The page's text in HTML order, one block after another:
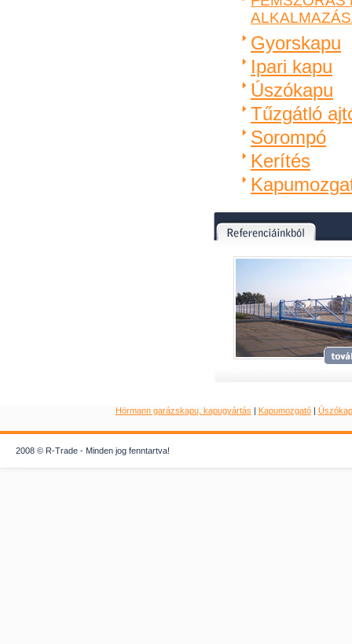
Gyorskapu
Ipari kapu
Úszókapu
Tűzgátló
Sorompó
Kerítés
Hörmann garázskapu, kapugyártás | Kapumozgató|
2008 © R-Trade - Minden jog fenntartva!